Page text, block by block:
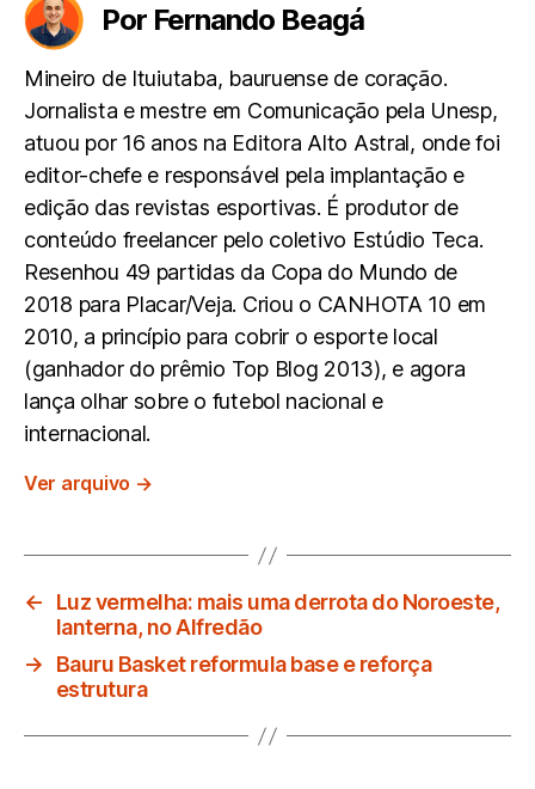
Por Fernando Beagá
Mineiro de Ituiutaba, bauruense de coração.
Jornalista e mestre em Comunicação pela Unesp,
atuou por 16 anos na Editora Alto Astral, onde foi
editor-chefe e responsável pela implantação e
edição das revistas esportivas. É produtor de
conteúdo freelancer pelo coletivo Estúdio Teca.
Resenhou 49 partidas da Copa do Mundo de
2018 para Placar/Veja. Criou o CANHOTA 10 em
2010, a princípio para cobrir o esporte local
(ganhador do prêmio Top Blog 2013), e agora
lança olhar sobre o futebol nacional e
internacional.
Ver arquivo →
←
Luz vermelha: mais uma derrota do Noroeste,
lanterna, no Alfredão
→
Bauru Basket reformula base e reforça
estrutura